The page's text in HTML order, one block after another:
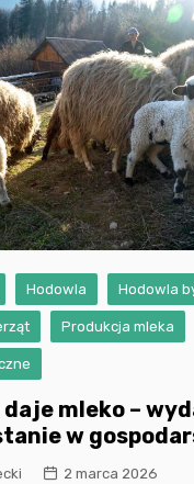
Hodowla Hodowla
Produkcja mleka
daje mleko –
w
2 marca 2026